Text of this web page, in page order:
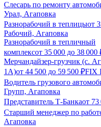
Слесарь по ремонту
Урал, Агаповка
Разнорабочий в теплицыот
Рабочий, Агаповка
Разнорабочий в тепличный
комплексот 35 000 до 38 000
Мерчандайзер-грузчик (с.
1А)от 44 500 до 59 500 ₽FIX
Водитель грузового
Групп, Агаповка
Представитель Т-Банкаот 73
Старший менеджер по
Агаповка